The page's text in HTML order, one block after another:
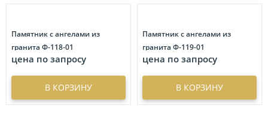
Памятник с ангелами из
гранита Ф-118-01
цена по запросу
В КОРЗИНУ
Памятник с ангелами из
гранита Ф-119-01
цена по запросу
В КОРЗИНУ